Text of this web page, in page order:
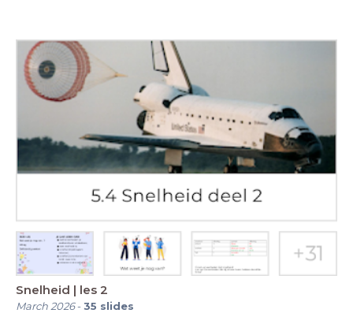
Snelheid | les 2
March 2026-35 slides